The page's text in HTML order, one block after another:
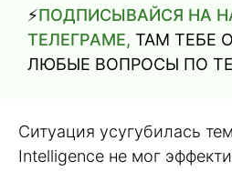
⚡️ПОДПИСЫВАЙСЯ НА
ТЕЛЕГРАМЕ, ТАМ ТЕБЕ
ЛЮБЫЕ ВОПРОСЫ ПО
Ситуация усугубилась
Intelligence не мог